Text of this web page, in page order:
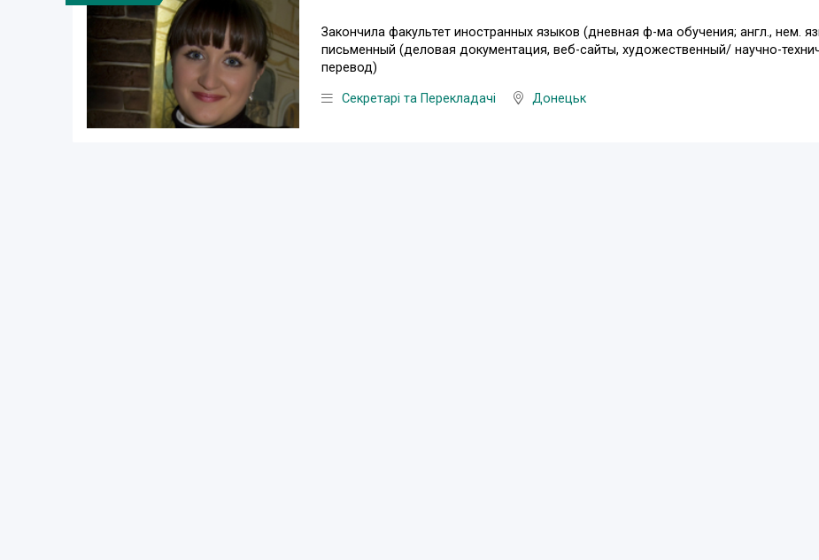
Закончила факультет иностранных языков (дневная ф-ма обучения; англ., нем.
письменный (деловая документация, веб-сайты, художественный/ научно-
перевод)
Секретарі та Перекладачі Донецьк